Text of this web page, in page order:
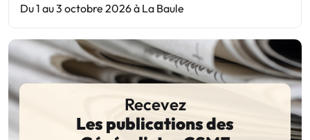
Du 1 au 3 octobre 2026 à La Baule
Recevez
Les publications des